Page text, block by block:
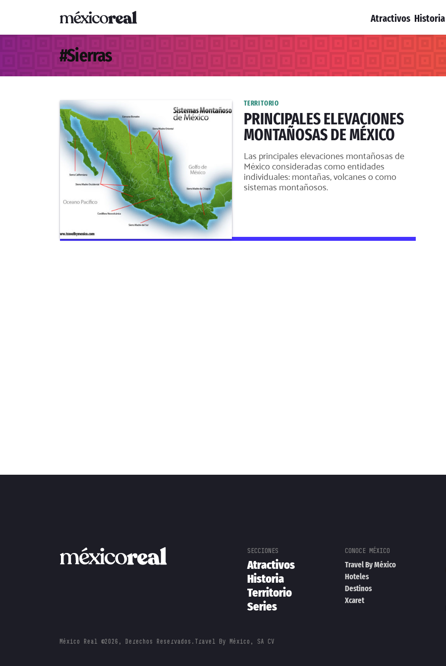
Atractivos Historia
#Sierras
TERRITORIO
PRINCIPALES ELEVACIONES
MONTAÑOSAS DE MÉXICO
Las principales elevaciones montañosas de
México consideradas como entidades
individuales: montañas, volcanes o como
sistemas montañosos.
Atractivos
Historia
Territorio
Series
Travel By México
Hoteles
Destinos
Xcaret
México Real ©2026, Derechos Reservados. Travel By México, SA CV